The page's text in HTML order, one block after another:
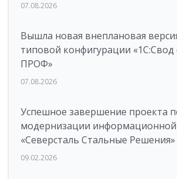
07.08.2026
Вышла новая внеплановая
типовой конфигурации «1C:Свод
ПРОФ»
07.08.2026
Успешное завершение проекта
модернизации
«Северсталь Стальные Решения»
09.02.2026